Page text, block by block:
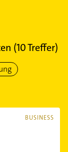
(10Treffer)
BUSINESS